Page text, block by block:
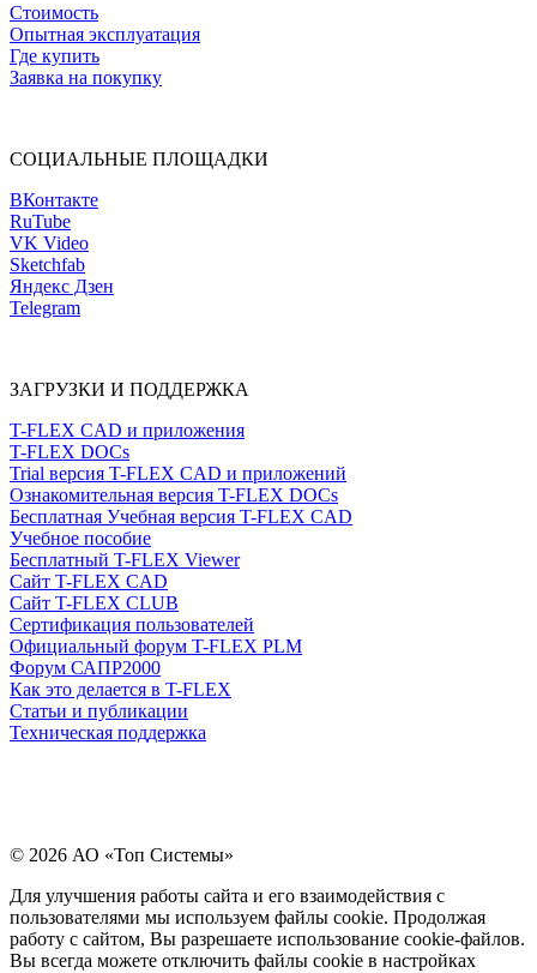
Стоимость
Опытная эксплуатация
Где купить
Заявка на покупку
СОЦИАЛЬНЫЕ ПЛОЩАДКИ
ВКонтакте
RuTube
VK Video
Sketchfab
Яндекс Дзен
Telegram
ЗАГРУЗКИ И ПОДДЕРЖКА
T-FLEX CAD и приложения
T-FLEX DOCs
Trial версия T-FLEX CAD и приложений
Ознакомительная версия T-FLEX DOCs
Бесплатная Учебная версия T-FLEX CAD
Учебное пособие
Бесплатный T-FLEX Viewer
Сайт T-FLEX CAD
Сайт T-FLEX CLUB
Сертификация пользователей
Официальный форум T-FLEX PLM
Форум САПР2000
Как это делается в T-FLEX
Статьи и публикации
Техническая поддержка
© 2026 АО «Топ Системы»
Для улучшения работы сайта и его взаимодействия с
пользователями мы используем файлы cookie. Продолжая
работу с сайтом, Вы разрешаете использование cookie-файлов.
Вы всегда можете отключить файлы cookie в настройках